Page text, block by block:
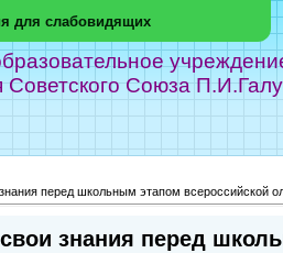
для слабовидящих
учреждение
Союза
перед школьным этапом всероссийской
знания перед